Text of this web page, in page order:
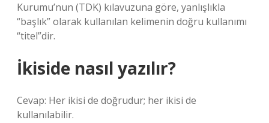
Kurumu’nun (TDK) kılavuzuna göre, yanlışlıkla
“başlık” olarak kullanılan kelimenin doğru kullanımı
“titel”dir.
İkiside nasıl yazılır?
Cevap: Her ikisi de doğrudur; her ikisi de
kullanılabilir.